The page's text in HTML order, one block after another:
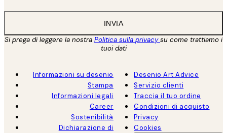
INVIA
Si prega di leggere la nostra Politica sulla privacysu come trattiamo i
tuoi dati
Informazioni su desenio
Stampa
Informazioni legali
Career
Sostenibilità
Dichiarazione di
Desenio Art Advice
Servizio clienti
Traccia il tuo ordine
Condizioni di acquisto
Privacy
Cookies